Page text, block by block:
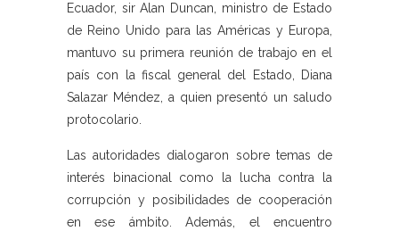
Ecuador, sir Alan Duncan, ministro de Estado
de Reino Unido para las Américas y Europa,
mantuvo su primera reunión de trabajo en el
país con la fiscal general del Estado, Diana
Salazar Méndez, a quien presentó un saludo
protocolario.
Las autoridades dialogaron sobre temas de
interés binacional como la lucha contra la
corrupción y posibilidades de cooperación
en ese ámbito. Además, el encuentro